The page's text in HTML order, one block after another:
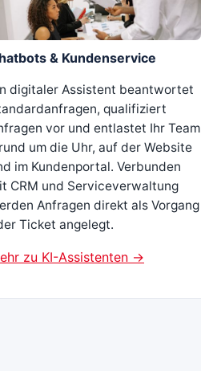
& Kundenservice
digitaler Assistent beantwortet
qualifiziert
vor und entlastet Ihr Team
um die Uhr, auf der Website
im Kundenportal. Verbunden
CRM und Serviceverwaltung
Anfragen direkt als Vorgang
Ticket angelegt.
zu KI-Assistenten →